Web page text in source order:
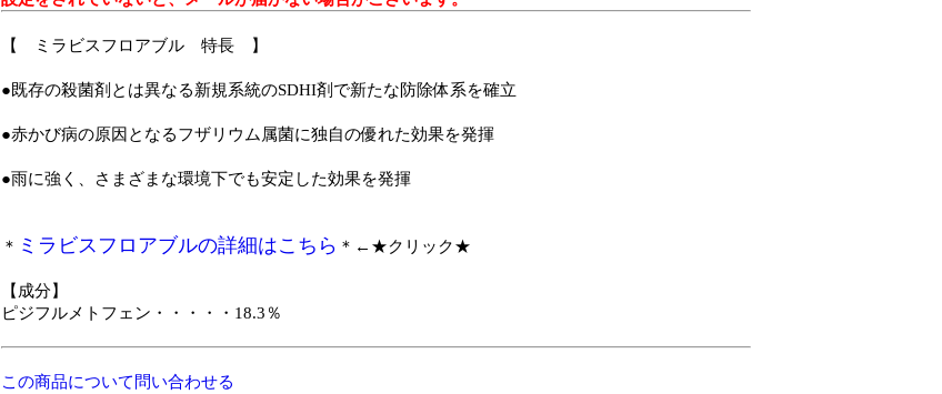
【 ミラビスフロアブル 特長 】
●既存の殺菌剤とは異なる新規系統のSDHI剤で新たな防除体系を確立
●赤かび病の原因となるフザリウム属菌に独自の優れた効果を発揮
●雨に強く、さまざまな環境下でも安定した効果を発揮
＊ ミラビスフロアブルの詳細はこちら ＊←★クリック★
【成分】
ピジフルメトフェン・・・・・18.3％
この商品について問い合わせる